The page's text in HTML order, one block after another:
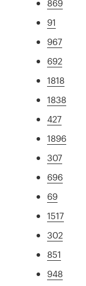
869
91
967
692
1818
1838
427
1896
307
696
69
1517
302
851
948